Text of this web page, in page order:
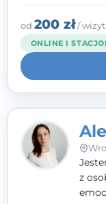
od 200 zł/
ONLINE I
z